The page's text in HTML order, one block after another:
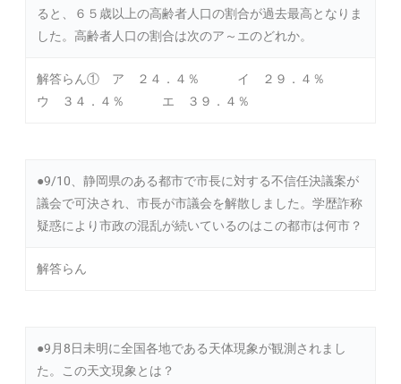
ると、６５歳以上の高齢者人口の割合が過去最高となりま
した。高齢者人口の割合は次のア～エのどれか。
解答らん① ア ２４．４％ イ ２９．４％
ウ ３４．４％ エ ３９．４％
●9/10、静岡県のある都市で市長に対する不信任決議案が
議会で可決され、市長が市議会を解散しました。学歴詐称
疑惑により市政の混乱が続いているのはこの都市は何市？
解答らん
●9月8日未明に全国各地である天体現象が観測されまし
た。この天文現象とは？